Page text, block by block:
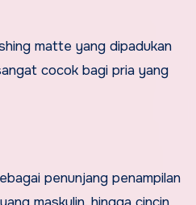
matte yang dipadukan
cocok bagi pria yang
penunjang penampilan